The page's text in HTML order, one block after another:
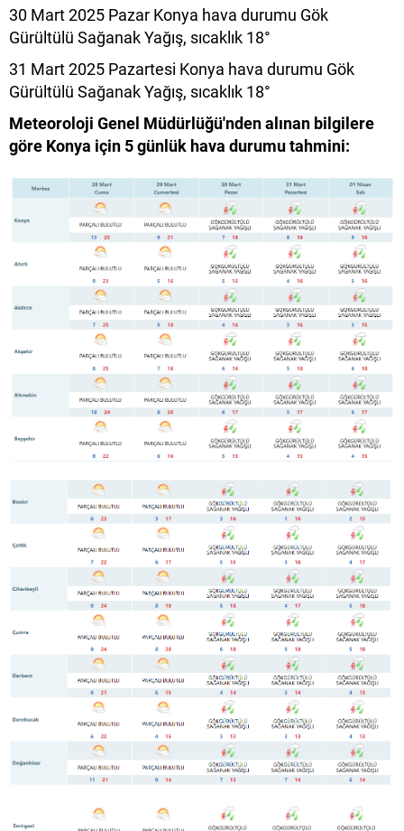
30 Mart 2025 Pazar Konya hava durumu Gök
Gürültülü Sağanak Yağış, sıcaklık 18°
31 Mart 2025 Pazartesi Konya hava durumu Gök
Gürültülü Sağanak Yağış, sıcaklık 18°
Meteoroloji Genel Müdürlüğü'nden alınan bilgilere
göre Konya için 5 günlük hava durumu tahmini: